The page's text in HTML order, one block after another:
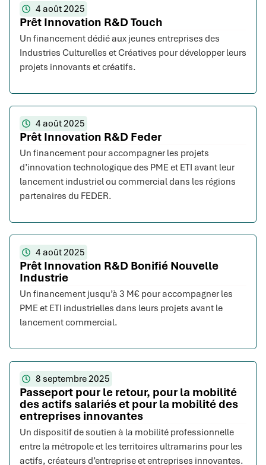
4 août 2025
Prêt Innovation R&D Touch
Un financement dédié aux jeunes entreprises des
Industries Culturelles et Créatives pour développer leurs
projets innovants et créatifs.
4 août 2025
Prêt Innovation R&D Feder
Un financement pour accompagner les projets
d’innovation technologique des PME et ETI avant leur
lancement industriel ou commercial dans les régions
partenaires du FEDER.
4 août 2025
Prêt Innovation R&D Bonifié Nouvelle
Industrie
Un financement jusqu’à 3 M€ pour accompagner les
PME et ETI industrielles dans leurs projets avant le
lancement commercial.
8 septembre 2025
Passeport pour le retour, pour la mobilité
des actifs salariés et pour la mobilité des
entreprises innovantes
Un dispositif de soutien à la mobilité professionnelle
entre la métropole et les territoires ultramarins pour les
actifs, créateurs d’entreprise et entreprises innovantes.